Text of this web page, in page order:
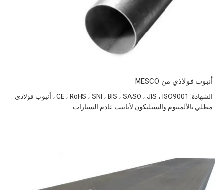
أنبوب فولاذي من MESCO
الشهادة: CE ، RoHS ، SNI ، BIS ، SASO ، JIS ، ISO9001 ، أنبوب فولاذي
مطلي بالألمنيوم والسيليكون لأنابيب عادم السيارات